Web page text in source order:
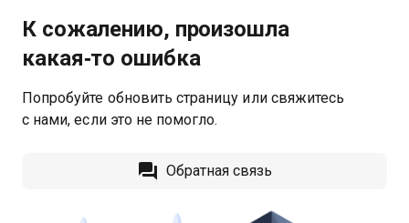
К сожалению, произошла
какая‑то ошибка
Попробуйте обновить страницу или свяжитесь
с нами, если это не помогло.
Обратная связь